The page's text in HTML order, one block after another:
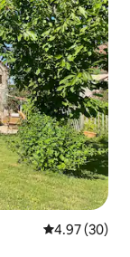
Calificación
4.97 (30)